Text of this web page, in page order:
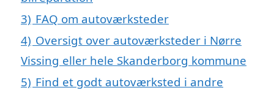
3) FAQ om autoværksteder
4) Oversigt over autoværksteder i Nørre
Vissing eller hele Skanderborg kommune
5) Find et godt autoværksted i andre